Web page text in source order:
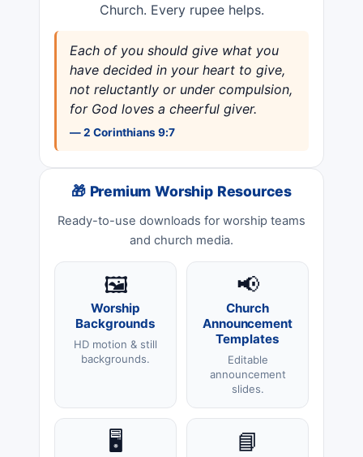
Church. Every rupee helps.
Each of you should give what you
have decided in your heart to give,
not reluctantly or under compulsion,
for God loves a cheerful giver.
— 2 Corinthians 9:7
🎁 Premium Worship Resources
Ready-to-use downloads for worship teams
and church media.
🖼️
Worship
Backgrounds
HD motion & still
backgrounds.
📢
Church
Announcement
Templates
Editable
announcement
slides.
🖥️ 📘